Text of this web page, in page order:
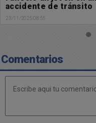
23/11/2025 08:09
Comentarios